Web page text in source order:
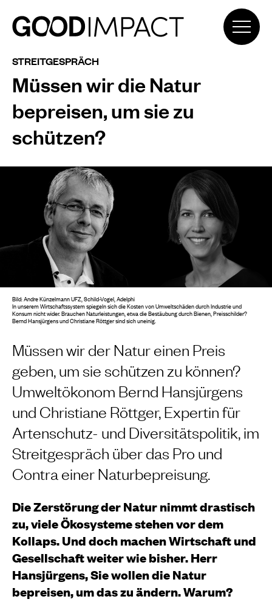
STREITGESPRÄCH
Müssen wir die Natur
bepreisen, um sie zu
schützen?
Müssen wir der Natur einen Preis
geben, um sie schützen zu können?
Umweltökonom Bernd Hansjürgens
und Christiane Röttger, Expertin für
Artenschutz- und Diversitätspolitik , im
Streitgespräch über das Pro und
Contra einer Naturbepreisung.
Die Zerstörung der Natur nimmt drastisch
zu, viele Ökosysteme stehen vor dem
Kollaps. Und doch machen Wirtschaft und
Gesellschaft weiter wie bisher. Herr
Hansjürgens, Sie wollen die Natur
bepreisen, um das zu ändern. Warum?
Bild:Andre Künzelmann UFZ, Schild-Vogel, Adelphi
In unserem Wirtschaftssystem spiegeln sich die Kosten von Umweltschäden durch Industrie und
Konsum nicht wider. Brauchen Naturleistungen, etwa die Bestäubung durch Bienen, Preisschilder?
Bernd Hansjürgens undChristiane Röttgersind sich uneinig.